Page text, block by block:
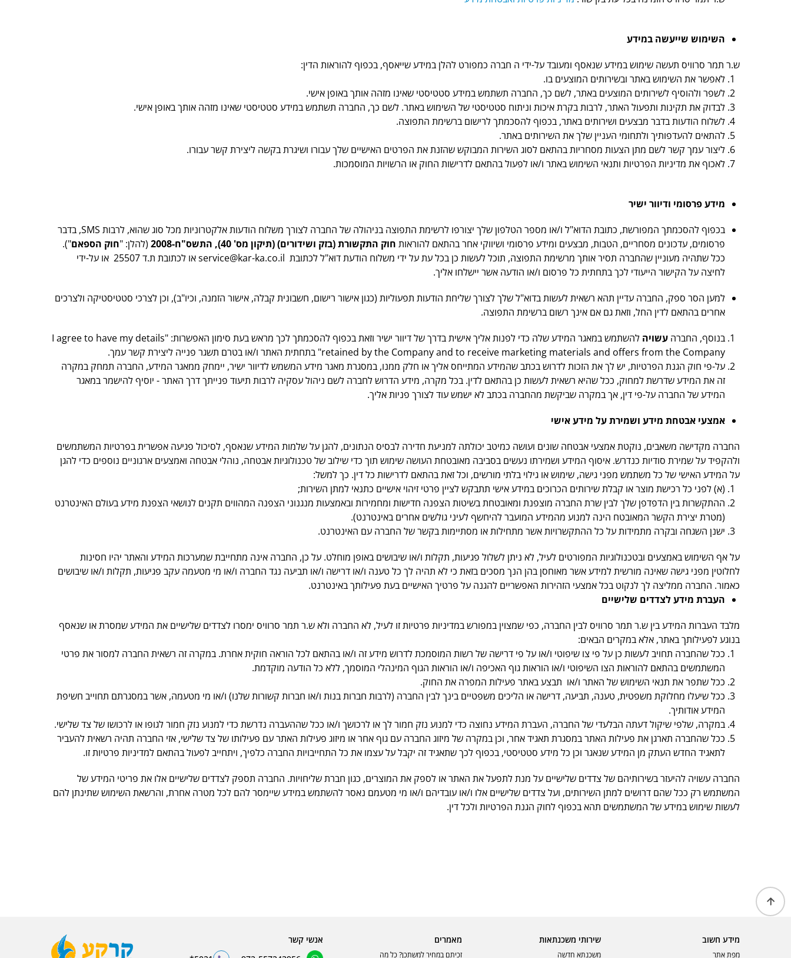
השימוש שייעשה במידע
ש.ר תמר סרוויס תעשה שימוש במידע שנאסף ומעובד על-ידי ה חברה כמפורט להלן במידע שייאסף, בכפוף להוראות הדין:
לאפשר את השימוש באתר ובשירותים המוצעים בו.
לשפר ולהוסיף לשירותים המוצעים באתר, לשם כך, החברה תשתמש במידע סטטיסטי שאינו מזהה אותך באופן אישי.
לבדוק את תקינות ותפעול האתר, לרבות בקרת איכות וניתוח סטטיסטי של השימוש באתר. לשם כך, החברה תשתמש במידע סטטיסטי שאינו מזהה אותך באופן אישי.
לשלוח הודעות בדבר מבצעים ושירותים באתר, בכפוף להסכמתך לרישום ברשימת התפוצה.
להתאים להעדפותיך ולתחומי העניין שלך את השירותים באתר.
ליצור עמך קשר לשם מתן הצעות מסחריות בהתאם לסוג השירות המבוקש שהזנת את הפרטים האישיים שלך עבורו ושיגרת בקשה ליצירת קשר עבורו.
לאכוף את מדיניות הפרטיות ותנאי השימוש באתר ו/או לפעול בהתאם לדרישות החוק או הרשויות המוסמכות.
מידע פרסומי ודיוור ישיר
בכפוף להסכמתך המפורשת, כתובת הדוא"ל ו/או מספר הטלפון שלך יצורפו לרשימת התפוצה בניהולה של החברה לצורך משלוח הודעות אלקטרוניות מכל סוג שהוא, לרבות SMS, בדבר
פרסומים, עדכונים מסחריים, הטבות, מבצעים ומידע פרסומי ושיווקי אחרבהתאם להוראות חוק התקשורת (בזק ושידורים) (תיקון מס' 40), התשס"ח-2008 (להלן: "חוק הספאם").
ככל שתהיה מעוניין שהחברה תסיר אותך מרשימת התפוצה, תוכל לעשות כן בכל עת על ידי משלוח הודעת דוא"ל לכתובת
ת.ד 25507
או על-ידי
לחיצה על הקישור הייעודי לכך בתחתית כל פרסום ו/או הודעה אשר יישלחו אליך.
למען הסר ספק, החברה עדיין תהא רשאית לעשות בדוא"ל שלך לצורך שליחת הודעות תפעוליות (כגון אישור רישום, חשבונית קבלה, אישור הזמנה, וכיו"ב), וכן לצרכי סטטיסטיקה ולצרכים
אחרים בהתאם לדין החל, וזאת גם אם אינך רשום ברשימת התפוצה.
בנוסף, החברה עשויה להשתמש במאגר המידע שלה כדי לפנות אליך אישית בדרך של דיוור ישיר וזאת בכפוף להסכמתך לכך מראש בעת סימון האפשרות: "I agree to have my details
retained by the Company and to receive marketing materials and offers from the Company" בתחתית האתר ו/או בטרם תשגר פנייה ליצירת קשר עמך.
על-פי חוק הגנת הפרטיות, יש לך את הזכות לדרוש בכתב שהמידע המתייחס אליך או חלק ממנו, במסגרת מאגר מידע המשמש לדיוור ישיר, יימחק ממאגר המידע, החברה תמחק במקרה
זה את המידע שדרשת למחוק, ככל שהיא רשאית לעשות כן בהתאם לדין. בכל מקרה, מידע הדרוש לחברה לשם ניהול עסקיה לרבות תיעוד פנייתך דרך האתר - יוסיף להישמר במאגר
המידע של החברה על-פי דין, אך במקרה שביקשת מהחברה בכתב לא ישמש עוד לצורך פניות אליך.
אמצעי אבטחת מידע ושמירת על מידע אישי
החברה מקדישה משאבים, נוקטת אמצעי אבטחה שונים ועושה כמיטב יכולתה למניעת חדירה לבסיס הנתונים, להגן על שלמות המידע שנאסף, לסיכול פגיעה אפשרית בפרטיות המשתמשים
ולהקפיד על שמירת סודיות כנדרש. איסוף המידע ושמירתו נעשים בסביבה מאובטחת העושה שימוש תוך כדי שילוב של טכנולוגיות אבטחה, נוהלי אבטחה ואמצעים ארגוניים נוספים כדי להגן
על המידע האישי של כל משתמש מפני גישה, שימוש או גילוי בלתי מורשים, וכל זאת בהתאם לדרישות כל דין. כך למשל:
(א) לפני כל רכישת מוצר או קבלת שירותים הכרוכים במידע אישי תתבקש לציין פרטי זיהוי אישיים כתנאי למתן השירות;
ההתקשרות בין הדפדפן שלך לבין שרת החברה מוצפנת ומאובטחת בשיטות הצפנה חדישות ומחמירות ובאמצעות מנגנוני הצפנה המהווים תקנים לנושאי הצפנת מידע בעולם האינטרנט
(מטרת יצירת הקשר המאובטח הינה למנוע מהמידע המועבר להיחשף לעיני גולשים אחרים באינטרנט).
ישנן השגחה ובקרה מתמידות על כל ההתקשרויות אשר מתחילות או מסתיימות בקשר של החברה עם האינטרנט.
על אף השימוש באמצעים ובטכנולוגיות המפורטים לעיל, לא ניתן לשלול פגיעות, תקלות ו/או שיבושים באופן מוחלט. על כן, החברה אינה מתחייבת שמערכות המידע והאתר יהיו חסינות
לחלוטין מפני גישה שאינה מורשית למידע אשר מאוחסן בהן הנך מסכים בזאת כי לא תהיה לך כל טענה ו/או דרישה ו/או תביעה נגד החברה ו/או מי מטעמה עקב פגיעות, תקלות ו/או שיבושים
כאמור. החברה ממליצה לך לנקוט בכל אמצעי הזהירות האפשריים להגנה על פרטיך האישיים בעת פעילותך באינטרנט.
העברת מידע לצדדים שלישיים
מלבד העברות המידע בין ש.ר תמר סרוויס לבין החברה, כפי שמצוין במפורש במדיניות פרטיות זו לעיל, לא החברה ולא ש.ר תמר סרוויס ימסרו לצדדים שלישיים את המידע שמסרת או שנאסף
בנוגע לפעילותך באתר, אלא במקרים הבאים:
ככל שהחברה תחויב לעשות כן על פי צו שיפוטי ו/או על פי דרישה של רשות המוסמכת לדרוש מידע זה ו/או בהתאם לכל הוראה חוקית אחרת. במקרה זה רשאית החברה למסור את פרטי
המשתמשים בהתאם להוראות הצו השיפוטי ו/או הוראות גוף האכיפה ו/או הוראות הגוף המינהלי המוסמך, ללא כל הודעה מוקדמת.
ככל שתפר את תנאי השימוש של האתר ו/או תבצע באתר פעילות המפרה את החוק.
ככל שיעלו מחלוקת משפטית, טענה, תביעה, דרישה או הליכים משפטיים בינך לבין החברה (לרבות חברות בנות ו/או חברות קשורות שלנו) ו/או מי מטעמה, אשר במסגרתם תחוייב חשיפת
המידע אודותיך.
במקרה, שלפי שיקול דעתה הבלעדי של החברה, העברת המידע נחוצה כדי למנוע נזק חמור לך או לרכושך ו/או ככל שההעברה נדרשת כדי למנוע נזק חמור לגופו או לרכושו של צד שלישי.
ככל שהחברה תארגן את פעילות האתר במסגרת תאגיד אחר, וכן במקרה של מיזוג החברה עם גוף אחר או מיזוג פעילות האתר עם פעילותו של צד שלישי, אזי החברה תהיה רשאית להעביר
לתאגיד החדש העתק מן המידע שנאגר וכן כל מידע סטטיסטי, בכפוף לכך שתאגיד זה יקבל על עצמו את כל התחייבויות החברה כלפיך, ויתחייב לפעול בהתאם למדיניות פרטיות זו.
החברה עשויה להיעזר בשירותיהם של צדדים שלישיים על מנת לתפעל את האתר או לספק את המוצרים, כגון חברת שליחויות. החברה תספק לצדדים שלישיים אלו את פריטי המידע של
המשתמש רק ככל שהם דרושים למתן השירותים, ועל צדדים שלישיים אלו ו/או עובדיהם ו/או מי מטעמם נאסר להשתמש במידע שיימסר להם לכל מטרה אחרת, והרשאת השימוש שתינתן להם
לעשות שימוש במידע של המשתמשים תהא בכפוף לחוק הגנת הפרטיות ולכל דין.
מידע חשוב
מפת אתר
שירותי משכנתאות
משכנתא חדשה
מאמרים
זכיתם במחיר למשתכן? כל מה
אנשי קשר